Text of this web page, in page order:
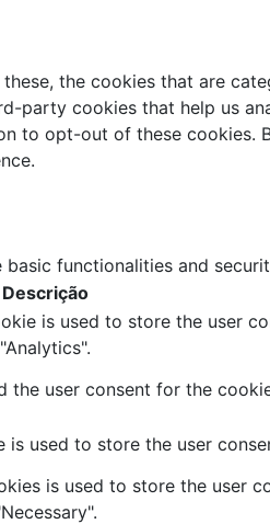
the cookies that are
party cookies that help us
to opt-out of these cookies.
functionalities and
Descrição
is used to store the user
"Analytics".
user consent for the
used to store the user
is used to store the user